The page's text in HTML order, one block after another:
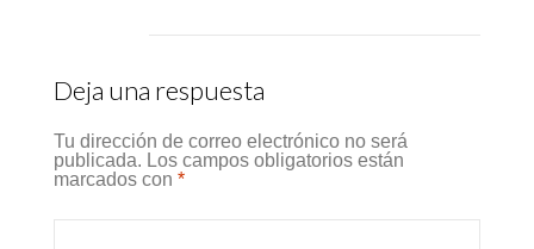
Deja una respuesta
Tu dirección de correo electrónico no será
publicada. Los campos obligatorios están
marcados con *